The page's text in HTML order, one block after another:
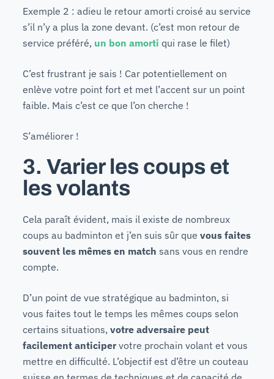
Exemple 2 : adieu le retour amorti croisé au service
s’il n’y a plus la zone devant. (c’est mon retour de
service préféré, un bon amorti qui rase le filet)
C’est frustrant je sais ! Car potentiellement on
enlève votre point fort et met l’accent sur un point
faible. Mais c’est ce que l’on cherche !
S’améliorer !
3. Varier les coups et
les volants
Cela paraît évident, mais il existe de nombreux
coups au badminton et j’en suis sûr que vous faites
souvent les mêmes en match sans vous en rendre
compte.
D’un point de vue stratégique au badminton, si
vous faites tout le temps les mêmes coups selon
certains situations, votre adversaire peut
facilement anticipervotre prochain volant et vous
mettre en difficulté. L’objectif est d’être un couteau